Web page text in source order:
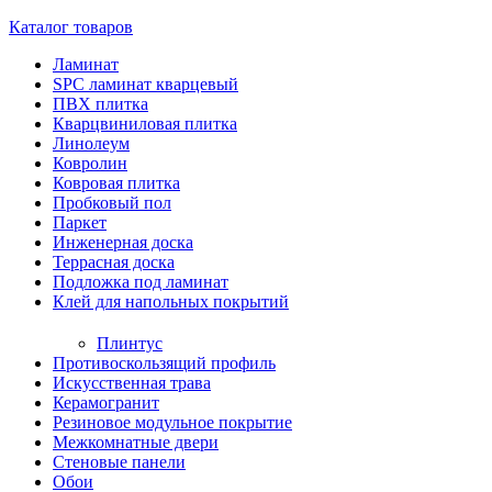
Каталог товаров
Ламинат
SPC ламинат кварцевый
ПВХ плитка
Кварцвиниловая плитка
Линолеум
Ковролин
Ковровая плитка
Пробковый пол
Паркет
Инженерная доска
Террасная доска
Подложка под ламинат
Клей для напольных покрытий
Плинтус
Противоскользящий профиль
Искусственная трава
Керамогранит
Резиновое модульное покрытие
Межкомнатные двери
Стеновые панели
Обои